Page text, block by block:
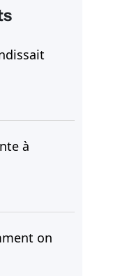
à
on